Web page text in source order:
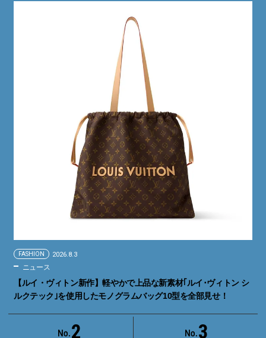
FASHION 2026.8.3
ニュース
【ルイ・ヴィトン新作】軽やかで上品な新素材｢ルイ･ヴィトン シ
ルクテック｣を使用したモノグラムバッグ10型を全部見せ！
2 3